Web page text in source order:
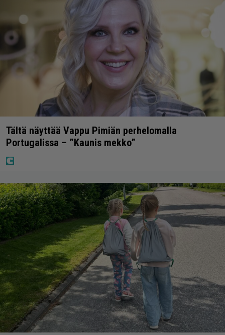
Tältä näyttää Vappu Pimiän perhelomalla
Portugalissa – ”Kaunis mekko”